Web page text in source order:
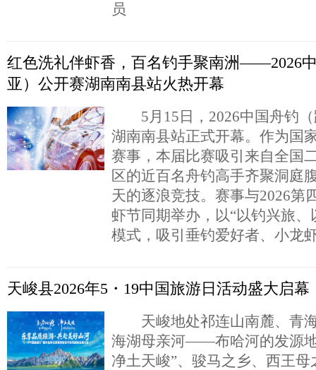
员
红色洗礼伴虾香，百名钓手聚南洲——2026
亚）公开赛湖南南县站火热开幕
5月15日，2026中国舟钓
湖南南县站正式开幕。作为国
赛事，本届比赛吸引来自全国
区的近百名舟钓高手齐聚洞庭
天的逐浪竞技。赛事与2026第
虾节同期举办，以“以钓兴旅、
模式，吸引垂钓爱好者、小龙
天峻县2026年5・19中国旅游日活动盛大启幕
天峻地处祁连山南麓、青
海湖母亲河——布哈河的发源
净土天峻”、骏马之乡、西王